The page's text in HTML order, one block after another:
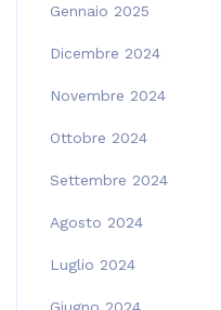
Gennaio 2025
Dicembre 2024
Novembre 2024
Ottobre 2024
Settembre 2024
Agosto 2024
Luglio 2024
Giugno 2024